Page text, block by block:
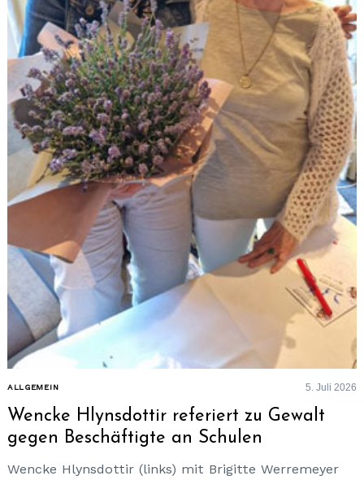
ALLGEMEIN 5. Juli 2026
Wencke Hlynsdottir referiert zu Gewalt
gegen Beschäftigte an Schulen
Wencke Hlynsdottir (links) mit Brigitte Werremeyer